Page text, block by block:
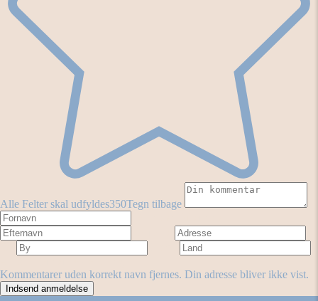
Alle Felter skal udfyldes350Tegn tilbage
Kommentarer uden korrekt navn fjernes. Din adresse bliver ikke vist.